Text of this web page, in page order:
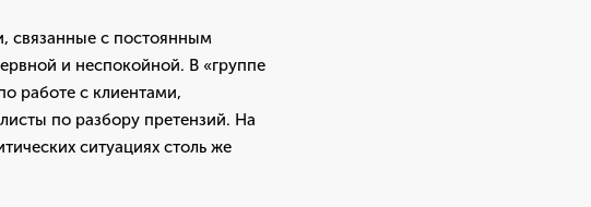
связанные с постоянным
и неспокойной. В «группе
работе с клиентами,
по разбору претензий. На
ситуациях столь же